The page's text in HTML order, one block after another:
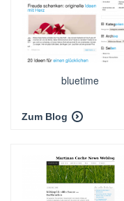
bluetime
Zum Blog